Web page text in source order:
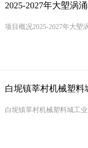
2025-2027年大塱涡
项目概况2025-2027年大塱
白坭镇莘村机械塑
白坭镇莘村机械塑料城工